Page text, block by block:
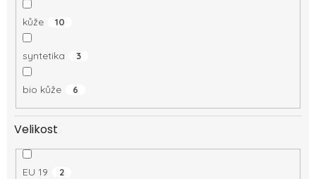
kůže 10
syntetika 3
bio kůže 6
Velikost
EU 19 2